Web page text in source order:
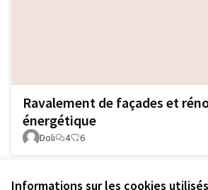
Informations sur les cookies
Ravalement de façades et
énergétique
Doli 4 6
Voir toutes les propositions retirées